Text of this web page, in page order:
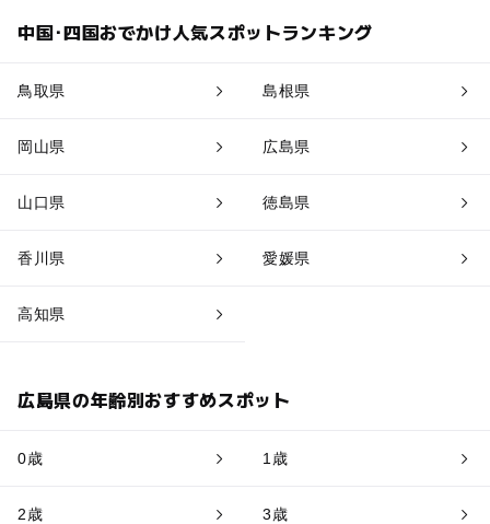
中国･四国おでかけ人気スポットランキング
鳥取県 島根県
岡山県 広島県
山口県 徳島県
香川県 愛媛県
高知県
広島県の年齢別おすすめスポット
0歳 1歳
2歳 3歳